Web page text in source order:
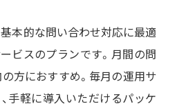
本的な問い合わせ対応に最適
ビスのプランです。月間の問
方におすすめ。毎月の運用サ
手軽に導入いただけるパッケ